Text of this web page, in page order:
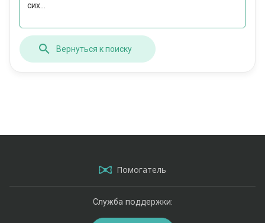
сих...
Вернуться к поиску
Помогатель
Служба поддержки: